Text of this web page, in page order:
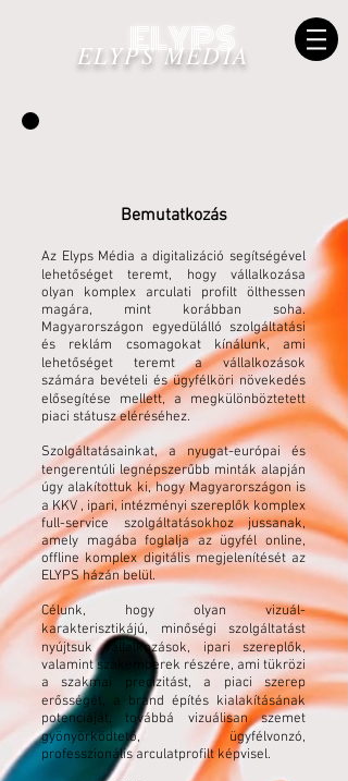
ELYPS
ELYPS MÉDIA
Bemutatkozás
Az Elyps Média a digitalizáció segítségével
lehetőséget teremt, hogy vállalkozása
olyan komplex arculati profilt ölthessen
magára, mint korábban soha.
Magyarországon egyedülálló szolgáltatási
és reklám csomagokat kínálunk, ami
lehetőséget teremt a vállalkozások
számára bevételi és ügyfélköri növekedés
elősegítése mellett, a megkülönböztetett
piaci státusz eléréséhez.
Szolgáltatásainkat, a nyugat-európai és
tengerentúli legnépszerűbb minták alapján
úgy alakítottuk ki, hogy Magyarországon is
a KKV , ipari, intézményi szereplők komplex
full-service szolgáltatásokhoz jussanak,
amely magába foglalja az ügyfél online,
offline komplex digitális megjelenítését az
ELYPS házán belül.
Célunk, hogy olyan vizuál-
karakterisztikájú, minőségi szolgáltatást
nyújtsuk vállalkozások, ipari szereplők,
valamint szakemberek részére, ami tükrözi
a szakmai precizitást, a piaci szerep
erősségét, a brand építés kialakításának
potenciáját, továbbá vizuálisan szemet
gyönyörködtető, ügyfélvonzó,
professzionális arculatprofilt képvisel.